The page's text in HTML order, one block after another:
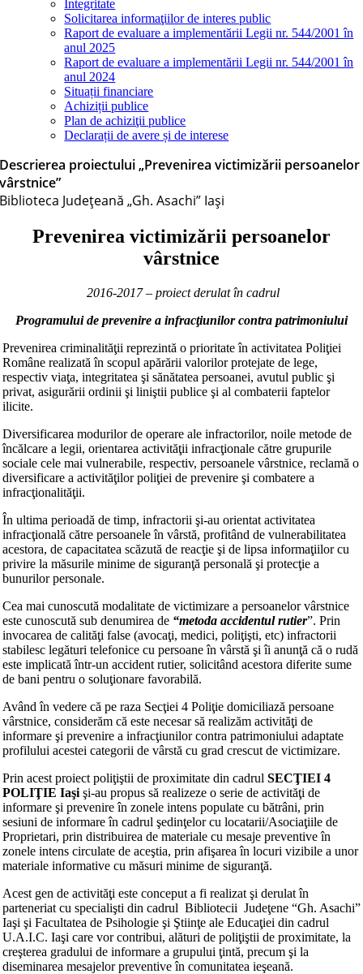
Integritate
Solicitarea informaţiilor de interes public
Raport de evaluare a implementării Legii nr. 544/2001 în
anul 2025
Raport de evaluare a implementării Legii nr. 544/2001 în
anul 2024
Situații financiare
Achiziții publice
Plan de achiziţii publice
Declarații de avere și de interese
Descrierea proiectului „Prevenirea victimizării persoanelor
vârstnice”
Biblioteca Judeţeană „Gh. Asachi” Iaşi
Prevenirea victimizării persoanelor
vârstnice
2016-2017 – proiect derulat în cadrul
Programului de prevenire a infracţiunilor contra patrimoniului
Prevenirea criminalităţii reprezintă o prioritate în activitatea Poliţiei
Române realizată în scopul apărării valorilor protejate de lege,
respectiv viaţa, integritatea şi sănătatea persoanei, avutul public şi
privat, asigurării ordinii şi liniştii publice şi al combaterii faptelor
ilicite.
Diversificarea modurilor de operare ale infractorilor, noile metode de
încălcare a legii, orientarea activităţii infracţionale către grupurile
sociale cele mai vulnerabile, respectiv, persoanele vârstnice, reclamă o
diversificare a activităţilor poliţiei de prevenire şi combatere a
infracţionalităţii.
În ultima perioadă de timp, infractorii şi-au orientat activitatea
infracţională către persoanele în vârstă, profitând de vulnerabilitatea
acestora, de capacitatea scăzută de reacţie şi de lipsa informaţiilor cu
privire la măsurile minime de siguranţă personală şi protecţie a
bunurilor personale.
Cea mai cunoscută modalitate de victimizare a persoanelor vârstnice
este cunoscută sub denumirea de “metoda accidentul rutier”. Prin
invocarea de calităţi false (avocaţi, medici, poliţişti, etc) infractorii
stabilesc legături telefonice cu persoane în vârstă şi îi anunţă că o rudă
este implicată într-un accident rutier, solicitând acestora diferite sume
de bani pentru o soluţionare favorabilă.
Având în vedere că pe raza Secţiei 4 Poliţie domiciliază persoane
vârstnice, considerăm că este necesar să realizăm activităţi de
informare şi prevenire a infracţiunilor contra patrimoniului adaptate
profilului acestei categorii de vârstă cu grad crescut de victimizare.
Prin acest proiect poliţiştii de proximitate din cadrul SECŢIEI 4
POLIŢIE Iaşi şi-au propus să realizeze o serie de activităţi de
informare şi prevenire în zonele intens populate cu bătrâni, prin
sesiuni de informare în cadrul şedinţelor cu locatarii/Asociaţiile de
Proprietari, prin distribuirea de materiale cu mesaje preventive în
zonele intens circulate de aceştia, prin afişarea în locuri vizibile a unor
materiale informative cu măsuri minime de siguranţă.
Acest gen de activităţi este conceput a fi realizat şi derulat în
parteneriat cu specialişti din cadrul Bibliotecii Judeţene “Gh. Asachi”
Iaşi şi Facultatea de Psihologie şi Ştiinţe ale Educaţiei din cadrul
U.A.I.C. Iaşi care vor contribui, alături de poliţiştii de proximitate, la
creşterea gradului de informare a grupului ţintă, precum şi la
diseminarea mesajelor preventive în comunitatea ieşeană.